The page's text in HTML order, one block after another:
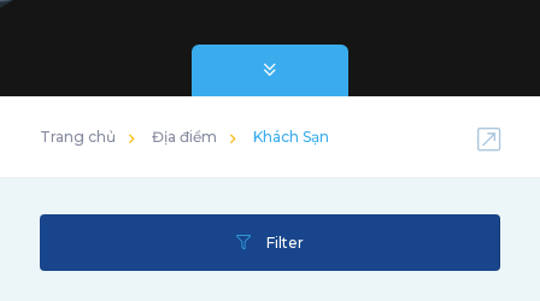
Trang chủ Địa điểm Khách Sạn
Filter